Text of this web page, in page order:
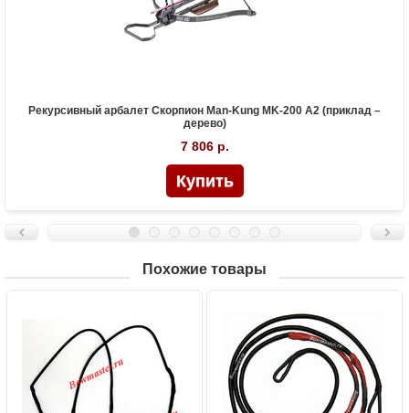
Рекурсивный арбалет Скорпион Man-Kung MK-200 A2 (приклад –
дерево)
7 806 р.
Похожие товары